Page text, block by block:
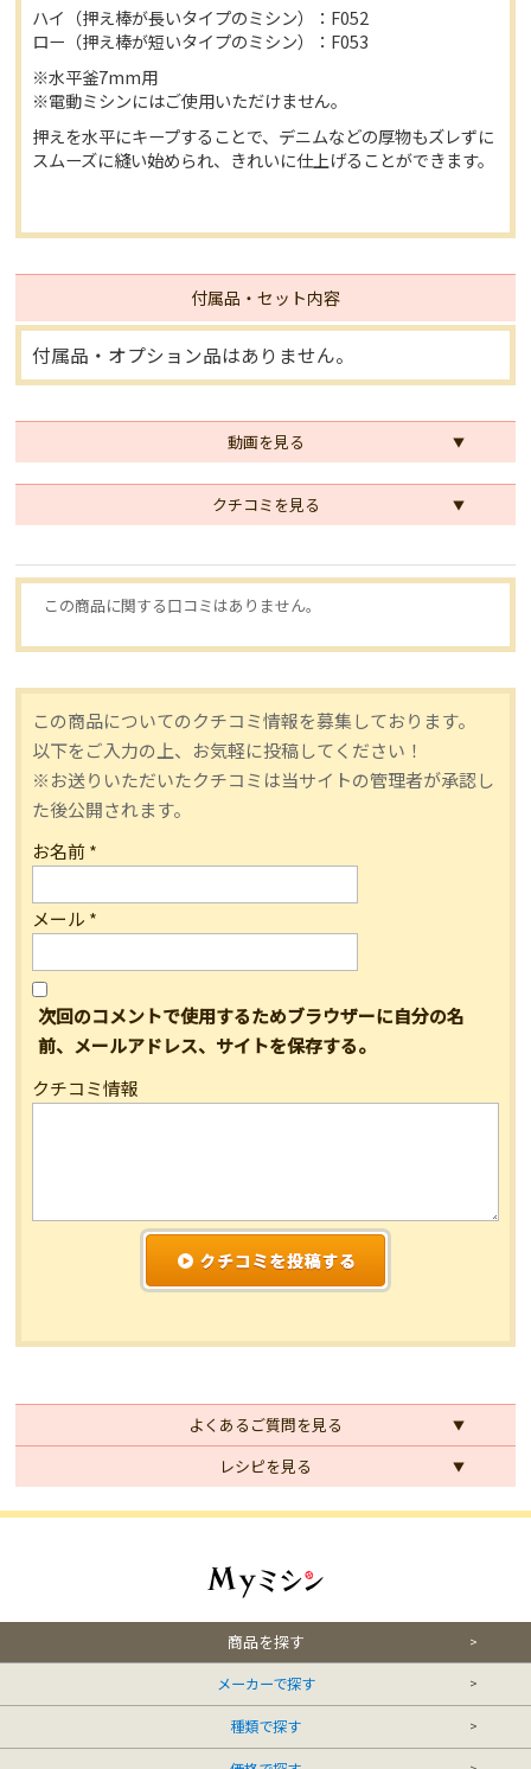
ハイ（押え棒が長いタイプのミシン）：F052
ロー（押え棒が短いタイプのミシン）：F053
※水平釜7mm用
※電動ミシンにはご使用いただけません。
押えを水平にキープすることで、デニムなどの厚物もズレずに
スムーズに縫い始められ、きれいに仕上げることができます。
付属品・セット内容
付属品・オプション品はありません。
動画を見る
クチコミを見る
この商品に関する口コミはありません。
この商品についてのクチコミ情報を募集しております。
以下をご入力の上、お気軽に投稿してください！
※お送りいただいたクチコミは当サイトの管理者が承認し
た後公開されます。
お名前*
メール *
次回のコメントで使用するためブラウザーに自分の名
前、メールアドレス、サイトを保存する。
クチコミ情報
よくあるご質問を見る
レシピを見る
商品を探す
メーカーで探す
種類で探す